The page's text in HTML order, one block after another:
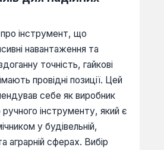
інструмент, що
навантаження та
точність, гайкові
провідні позиції. Цей
себе як виробник
ручного інструменту, який є
у будівельній,
аграрній сферах. Вибір